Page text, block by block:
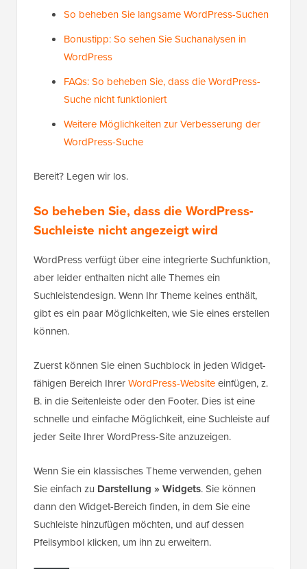
So beheben Sie langsame WordPress-Suchen
Bonustipp: So sehen Sie Suchanalysen in
WordPress
FAQs: So beheben Sie, dass die WordPress-
Suche nicht funktioniert
Weitere Möglichkeiten zur Verbesserung der
WordPress-Suche
Bereit? Legen wir los.
So beheben Sie, dass die WordPress-
Suchleiste nicht angezeigt wird
WordPress verfügt über eine integrierte Suchfunktion,
aber leider enthalten nicht alle Themes ein
Suchleistendesign. Wenn Ihr Theme keines enthält,
gibt es ein paar Möglichkeiten, wie Sie eines erstellen
können.
Zuerst können Sie einen Suchblock in jeden Widget-
fähigen Bereich IhrerWordPress-Websiteeinfügen, z.
B. in die Seitenleiste oder den Footer. Dies ist eine
schnelle und einfache Möglichkeit, eine Suchleiste auf
jeder Seite Ihrer WordPress-Site anzuzeigen.
Wenn Sie ein klassisches Theme verwenden, gehen
Sie einfach zu Darstellung » Widgets. Sie können
dann den Widget-Bereich finden, in dem Sie eine
Suchleiste hinzufügen möchten, und auf dessen
Pfeilsymbol klicken, um ihn zu erweitern.